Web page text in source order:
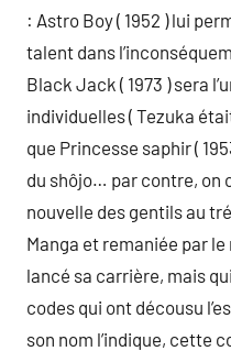
: Astro Boy ( 1952 ) lui
talent dans
Black Jack ( 1973 ) sera
individuelles ( Tezuka
que Princesse saphir (
du shôjo… par contre, on
nouvelle des gentils au
Manga et remaniée par le
lancé sa carrière, mais
codes qui ont décousu
son nom l’indique, cette